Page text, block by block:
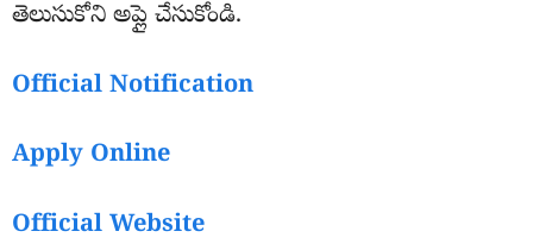
తెలుసుకోని అప్లై చేసుకోండి.
Official Notification
Apply Online
Official Website